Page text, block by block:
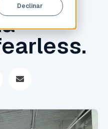
Declinar